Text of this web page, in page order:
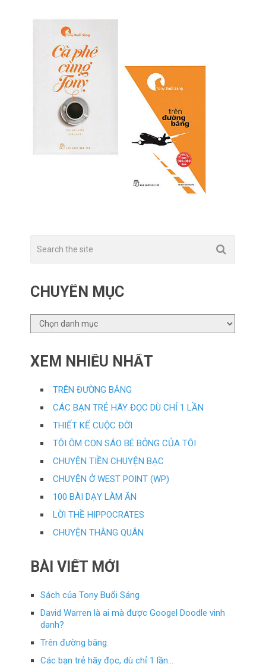
CHUYÊN MỤC
CHUYÊN
MỤC
XEM NHIỀU NHẤT
TRÊN ĐƯỜNG BĂNG
CÁC BẠN TRẺ HÃY ĐỌC DÙ CHỈ 1 LẦN
THIẾT KẾ CUỘC ĐỜI
TÔI ÔM CON SÁO BÉ BỎNG CỦA TÔI
CHUYỆN TIỀN CHUYỆN BẠC
CHUYỆN Ở WEST POINT (WP)
100 BÀI DẠY LÀM ĂN
LỜI THỀ HIPPOCRATES
CHUYỆN THẰNG QUÂN
BÀI VIẾT MỚI
Sách của Tony Buổi Sáng
David Warren là ai mà được Googel Doodle vinh
danh?
Trên đường băng
Các bạn trẻ hãy đọc, dù chỉ 1 lần…